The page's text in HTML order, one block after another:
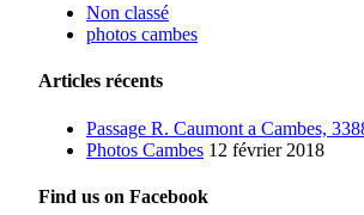
Non classé
photos cambes
Articles récents
Passage R. Caumont a Cambes,
Photos Cambes 12 février 2018
Find us on Facebook